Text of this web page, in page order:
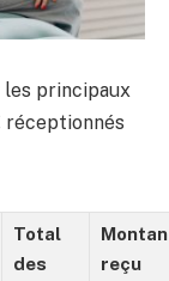
les principaux
réceptionnés
Total
des
reçu